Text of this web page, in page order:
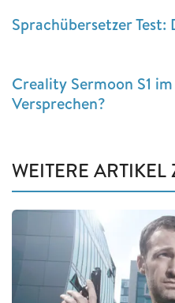
Sprachübersetzer Test:
Creality Sermoon S1
Versprechen?
WEITERE ARTIKEL